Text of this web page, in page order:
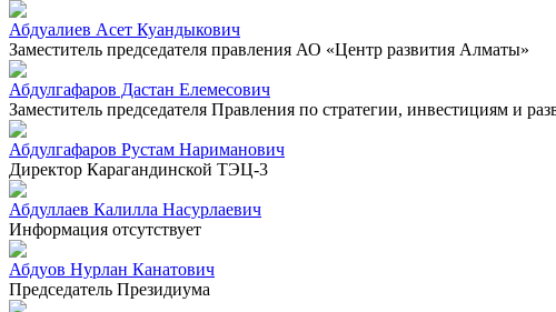
Абдуалиев Асет Куандыкович
Заместитель председателя правления АО «Центр развития Алматы»
Абдулгафаров Дастан Елемесович
Заместитель председателя Правления по стратегии, инвестициям и
Абдулгафаров Рустам Нариманович
Директор Карагандинской ТЭЦ-3
Абдуллаев Калилла Насурлаевич
Информация отсутствует
Абдуов Нурлан Канатович
Председатель Президиума